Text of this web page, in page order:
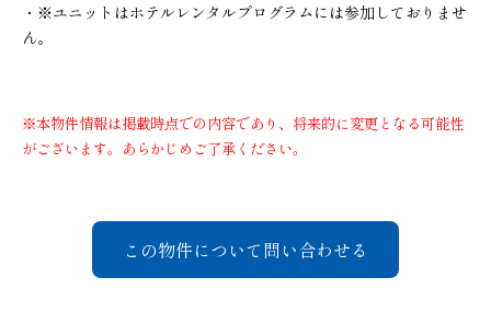
・※ユニットはホテルレンタルプログラムには参加しておりませ
ん。
※本物件情報は掲載時点での内容であり、将来的に変更となる可能性
がございます。あらかじめご了承ください。
この物件について問い合わせる